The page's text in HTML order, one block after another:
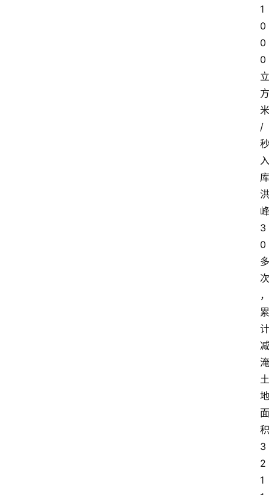
1
0
0
0
立
方
米
/
秒
入
库
洪
峰
3
0
多
次
，
累
计
减
淹
土
地
面
积
3
2
1